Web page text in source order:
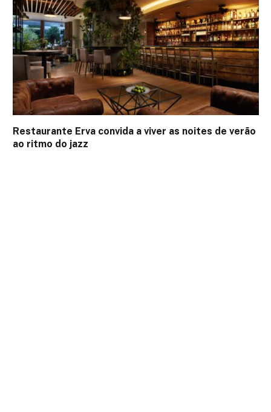
Restaurante Erva convida a viver as noites de verão
ao ritmo do jazz